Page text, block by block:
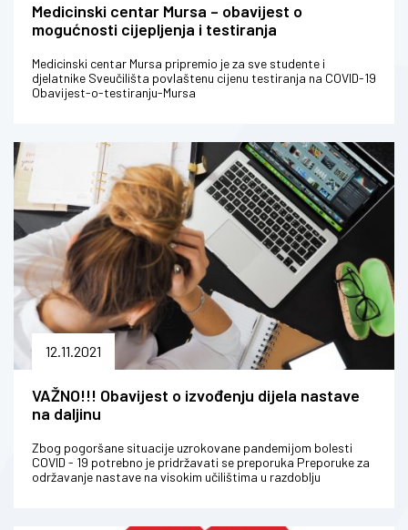
Medicinski centar Mursa – obavijest o
mogućnosti cijepljenja i testiranja
Medicinski centar Mursa pripremio je za sve studente i
djelatnike Sveučilišta povlaštenu cijenu testiranja na COVID-19
Obavijest-o-testiranju-Mursa
12.11.2021
VAŽNO!!! Obavijest o izvođenju dijela nastave
na daljinu
Zbog pogoršane situacije uzrokovane pandemijom bolesti
COVID - 19 potrebno je pridržavati se preporuka Preporuke za
održavanje nastave na visokim učilištima u razdoblju